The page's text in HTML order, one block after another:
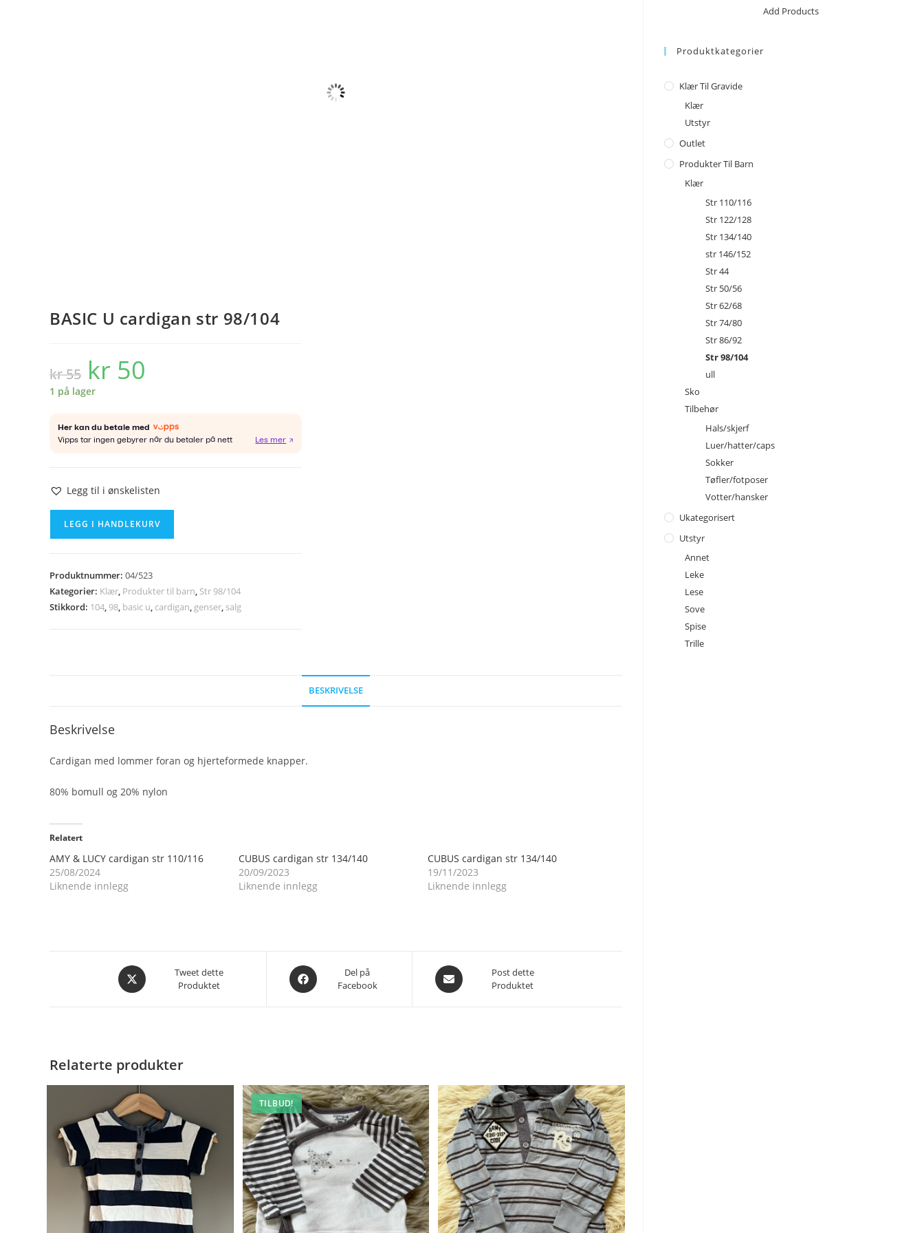
BASIC U cardigan str 98/104
kr55
Opprinnelig
pris
var:
kr 55.
kr 50
1 på lager
Legg til i ønskelisten
98/104
antall
LEGG I HANDLEKURV
Produktnummer: 04/523
Kategorier: Klær, Produkter til barn, Str 98/104
Stikkord: 104, 98, basic u, cardigan, genser, salg
BESKRIVELSE
Beskrivelse
Cardigan med lommer foran og hjerteformede knapper.
80% bomull og 20% nylon
Relatert
AMY & LUCY cardigan str 110/116
25/08/2024
Liknende innlegg
CUBUS cardigan str 134/140
20/09/2023
Liknende innlegg
CUBUS cardigan str 134/140
19/11/2023
Liknende innlegg
Åpnes
i
Tweet dette
Produktet
Åpnes
i
Del på
Facebook
Åpnes
i
Post dette
Produktet
Relaterte produkter
TILBUD!
Add Products
Produktkategorier
Klær Til Gravide
Klær
Utstyr
Outlet
Produkter Til Barn
Klær
Str 110/116
Str 122/128
Str 134/140
str 146/152
Str 44
Str 50/56
Str 62/68
Str 74/80
Str 86/92
Str 98/104
ull
Sko
Tilbehør
Hals/skjerf
Luer/hatter/caps
Sokker
Tøfler/fotposer
Votter/hansker
Ukategorisert
Utstyr
Annet
Leke
Lese
Sove
Spise
Trille